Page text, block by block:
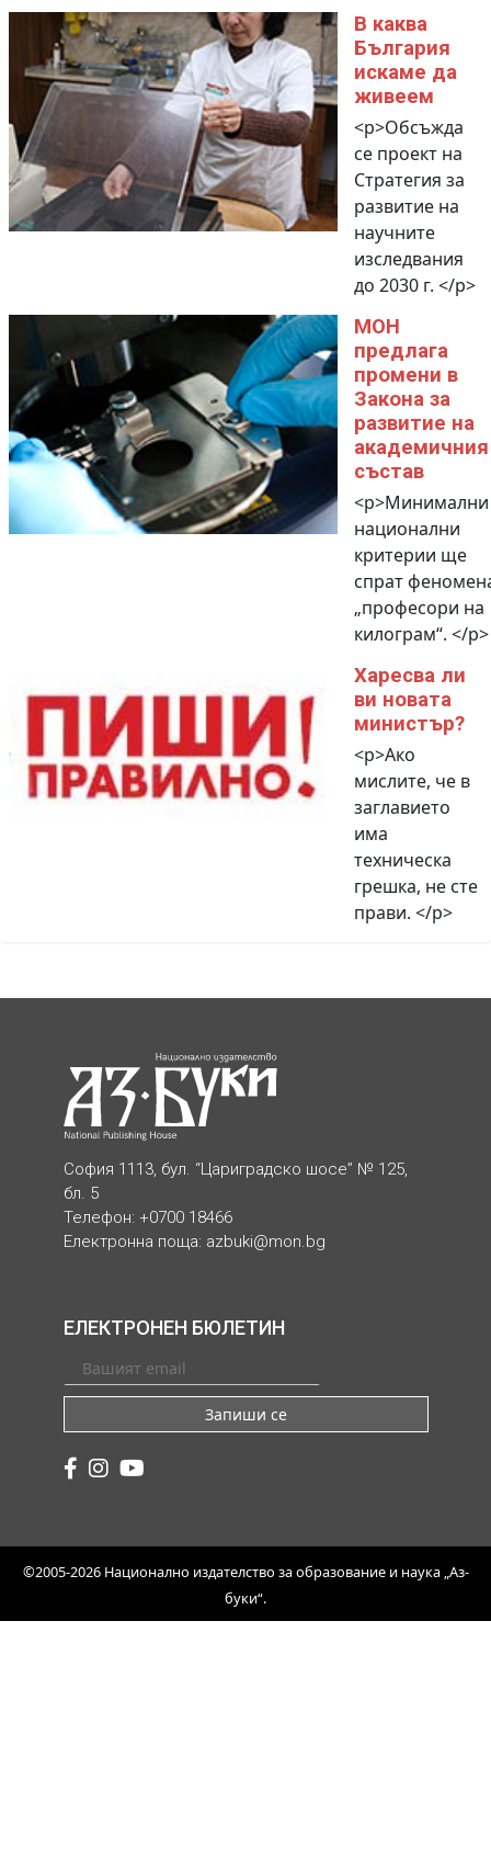
В каква
България
искаме да
живеем
<p>Обсъжда
се проект на
Стратегия за
развитие на
научните
изследвания
до 2030 г. </p>
МОН
предлага
промени в
Закона за
развитие на
академичния
състав
<p>Минимални
национални
критерии ще
спрат
„професори на
килограм“. </p>
Харесва ли
ви новата
министър?
<p>Ако
мислите, че в
заглавието
има
техническа
грешка, не сте
прави. </p>
София 1113, бул. “Цариградско шосе” № 125,
бл. 5
Телефон: +0700 18466
Електронна поща: azbuki@mon.bg
ЕЛЕКТРОНЕН БЮЛЕТИН
Запиши се
©2005-2026 Национално издателство за образование и наука „Аз-
буки“.